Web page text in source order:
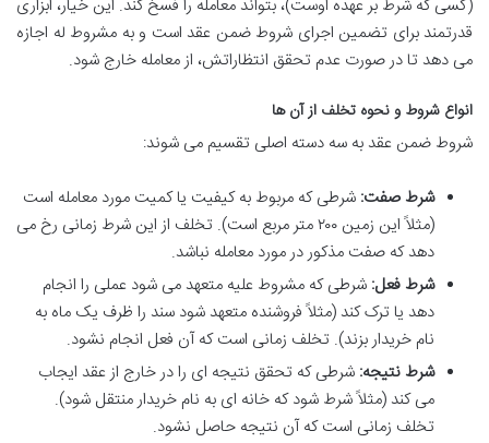
(کسی که شرط بر عهده اوست)، بتواند معامله را فسخ کند. این خیار، ابزاری
قدرتمند برای تضمین اجرای شروط ضمن عقد است و به مشروط له اجازه
می دهد تا در صورت عدم تحقق انتظاراتش، از معامله خارج شود.
انواع شروط و نحوه تخلف از آن ها
شروط ضمن عقد به سه دسته اصلی تقسیم می شوند:
شرط صفت: شرطی که مربوط به کیفیت یا کمیت مورد معامله است
(مثلاً این زمین ۲۰۰ متر مربع است). تخلف از این شرط زمانی رخ می
دهد که صفت مذکور در مورد معامله نباشد.
شرط فعل: شرطی که مشروط علیه متعهد می شود عملی را انجام
دهد یا ترک کند (مثلاً فروشنده متعهد شود سند را ظرف یک ماه به
نام خریدار بزند). تخلف زمانی است که آن فعل انجام نشود.
شرط نتیجه: شرطی که تحقق نتیجه ای را در خارج از عقد ایجاب
می کند (مثلاً شرط شود که خانه ای به نام خریدار منتقل شود).
تخلف زمانی است که آن نتیجه حاصل نشود.